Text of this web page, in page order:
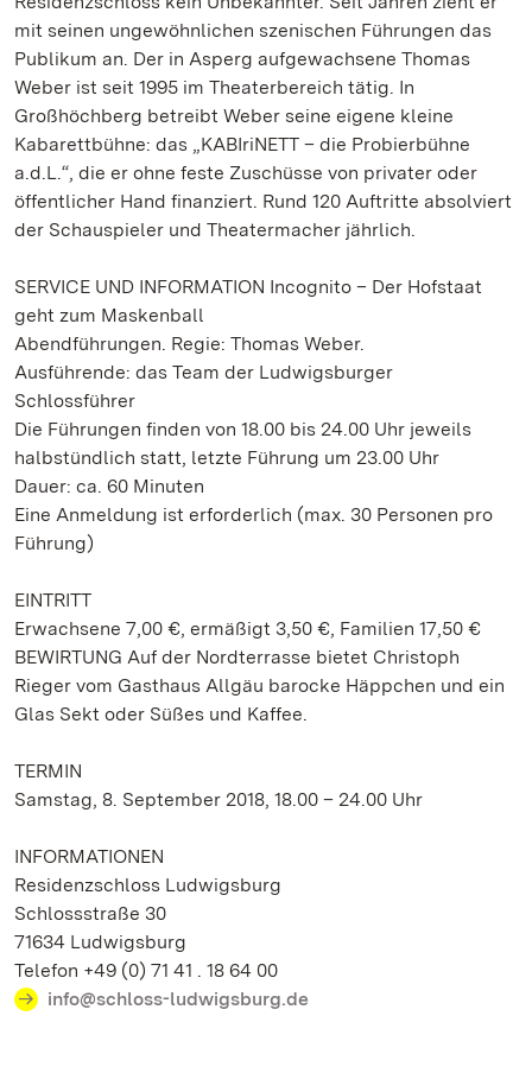
mit seinen ungewöhnlichen szenischen Führungen das
Publikum an. Der in Asperg aufgewachsene Thomas
Weber ist seit 1995 im Theaterbereich tätig. In
Großhöchberg betreibt Weber seine eigene kleine
Kabarettbühne: das „KABIriNETT – die Probierbühne
a.d.L.“, die er ohne feste Zuschüsse von privater oder
öffentlicher Hand finanziert. Rund 120 Auftritte absolviert
der Schauspieler und Theatermacher jährlich.
SERVICE UND INFORMATION Incognito – Der Hofstaat
geht zum Maskenball
Abendführungen. Regie: Thomas Weber.
Ausführende: das Team der Ludwigsburger
Schlossführer
Die Führungen finden von 18.00 bis 24.00 Uhr jeweils
halbstündlich statt, letzte Führung um 23.00 Uhr
Dauer: ca. 60 Minuten
Eine Anmeldung ist erforderlich (max. 30 Personen pro
Führung)
EINTRITT
Erwachsene 7,00 €, ermäßigt 3,50 €, Familien 17,50 €
BEWIRTUNG Auf der Nordterrasse bietet Christoph
Rieger vom Gasthaus Allgäu barocke Häppchen und ein
Glas Sekt oder Süßes und Kaffee.
TERMIN
Samstag, 8. September 2018, 18.00 – 24.00 Uhr
INFORMATIONEN
Residenzschloss Ludwigsburg
Schlossstraße 30
71634 Ludwigsburg
Telefon +49 (0) 71 41 . 18 64 00
info@schloss-ludwigsburg.de